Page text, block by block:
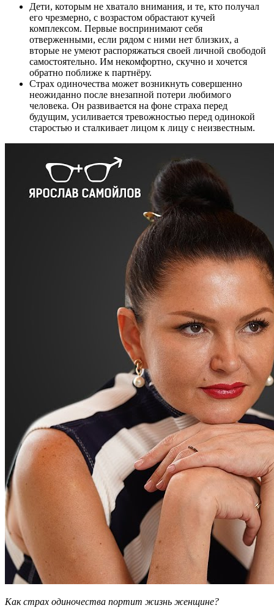
Дети, которым не хватало внимания, и те, кто получал
его чрезмерно, с возрастом обрастают кучей
комплексом. Первые воспринимают себя
отверженными, если рядом с ними нет близких, а
вторые не умеют распоряжаться своей личной свободой
самостоятельно. Им некомфортно, скучно и хочется
обратно поближе к партнёру.
Страх одиночества может возникнуть совершенно
неожиданно после внезапной потери любимого
человека. Он развивается на фоне страха перед
будущим, усиливается тревожностью перед одинокой
старостью и сталкивает лицом к лицу с неизвестным.
Как страх одиночества портит жизнь женщине?